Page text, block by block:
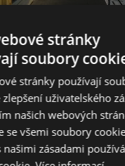
s.r.o. - značka
tisk hledat
stránky
soubory
stránky používají
zlepšení uživatelského
našich webových
se všemi soubory
našimi zásadami